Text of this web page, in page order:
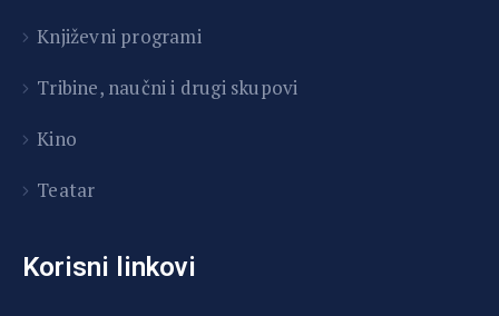
Književni programi
Tribine, naučni i drugi skupovi
Kino
Teatar
Korisni linkovi